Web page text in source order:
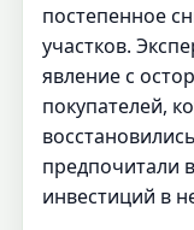
постепенное
участков.
явление с
покупателей,
предпочитали
инвестиций в